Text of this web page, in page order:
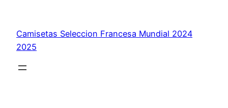
contenido
Camisetas Seleccion Francesa Mundial 2024
2025